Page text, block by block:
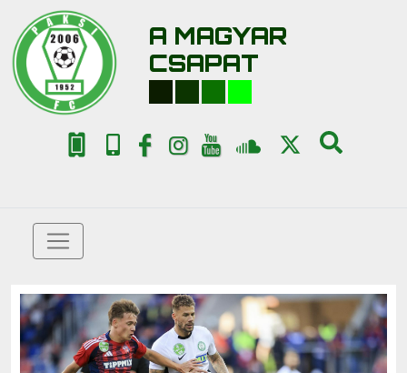
A MAGYAR
CSAPAT